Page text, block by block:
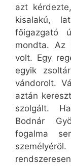
azt
kisalakú,
főigazgató
mondta. Az
volt. Egy
egyik
vándorolt.
aztán
szolgált.
Bodnár
fogalma